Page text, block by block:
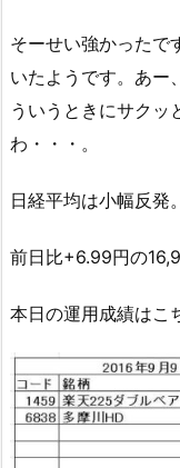
そーせい強かったで
いたようです。あー
ういうときにサクッ
わ・・・。
日経平均は小幅反発。
前日比+6.99円の
本日の運用成績はこ